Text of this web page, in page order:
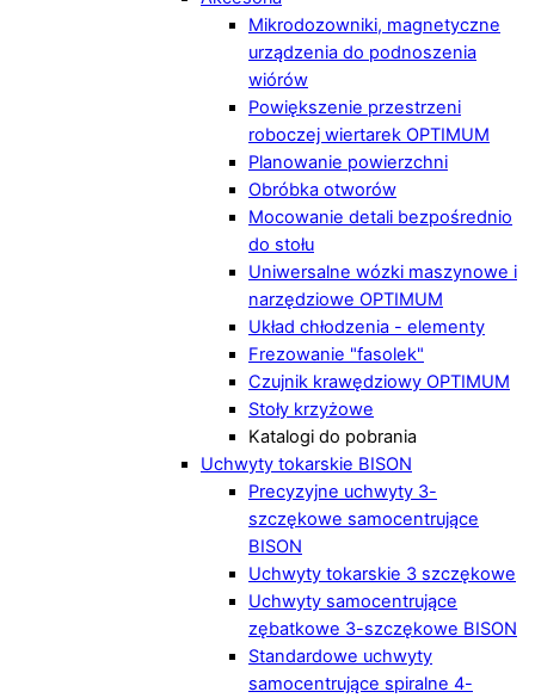
Mikrodozowniki, magnetyczne
urządzenia do podnoszenia
wiórów
Powiększenie przestrzeni
roboczej wiertarek OPTIMUM
Planowanie powierzchni
Obróbka otworów
Mocowanie detali bezpośrednio
do stołu
Uniwersalne wózki maszynowe i
narzędziowe OPTIMUM
Układ chłodzenia - elementy
Frezowanie "fasolek"
Czujnik krawędziowy OPTIMUM
Stoły krzyżowe
Katalogi do pobrania
Uchwyty tokarskie BISON
Precyzyjne uchwyty 3-
szczękowe samocentrujące
BISON
Uchwyty tokarskie 3 szczękowe
Uchwyty samocentrujące
zębatkowe 3-szczękowe BISON
Standardowe uchwyty
samocentrujące spiralne 4-